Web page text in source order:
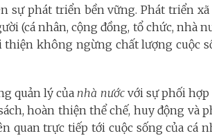
sự phát triển bền vững. Phát triển
(cá nhân, cộng đồng, tổ chức, nhà
thiện không ngừng chất lượng cuộc
quản lý của nhà nướcvới sự phối hợp
hoàn thiện thể chế, huy động và
quan trực tiếp tới cuộc sống của cá